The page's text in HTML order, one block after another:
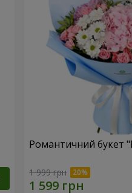
Романтичний букет
1 999 грн